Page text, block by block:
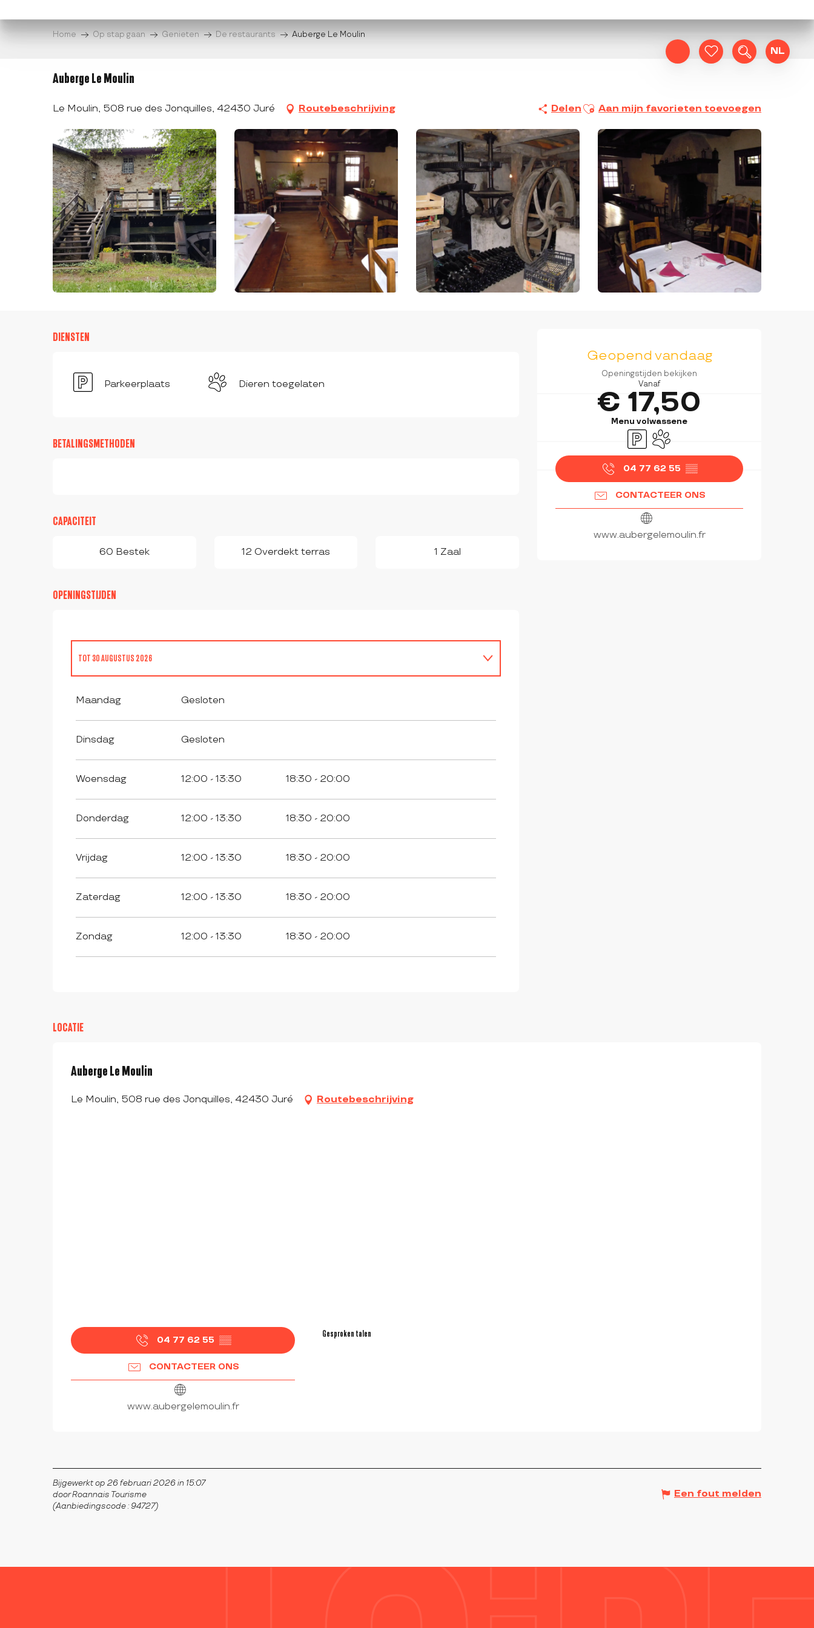
au
Zoek op
NL
Home Op stap gaan Genieten De restaurants Auberge Le Moulin
Auberge Le Moulin
Le Moulin, 508 rue des Jonquilles, 42430 Juré Routebeschrijving Delen Ajouter aux favoris
Aan mijn favorieten toevoegen
OPENINGSTIJDEN EN
Geopend vandaag
Openingstijden bekijken
Vanaf
€ 17,50
Menu volwassene
Parkeerplaats
Dieren toegelaten
04 77 62 55 ▒▒
CONTACTEER ONS
www.aubergelemoulin.fr
DIENSTEN
Parkeerplaats Dieren toegelaten
BETALINGSMETHODEN
CAPACITEIT
60 Bestek 12 Overdekt terras 1 Zaal
OPENINGSTIJDEN
TOT 30 AUGUSTUS 2026
Maandag Gesloten
Dinsdag Gesloten
Woensdag 12:00 - 13:30 18:30 - 20:00
Donderdag 12:00 - 13:30 18:30 - 20:00
Vrijdag 12:00 - 13:30 18:30 - 20:00
Zaterdag 12:00 - 13:30 18:30 - 20:00
Zondag 12:00 - 13:30 18:30 - 20:00
LOCATIE
Auberge Le Moulin
Le Moulin, 508 rue des Jonquilles, 42430 Juré Routebeschrijving
04 77 62 55 ▒▒
CONTACTEER ONS
www.aubergelemoulin.fr
Gesproken talen
Gesproken talen
Bijgewerkt op 26 februari 2026 in 15:07
door Roannais Tourisme
(Aanbiedingscode : 94727)
Een fout melden